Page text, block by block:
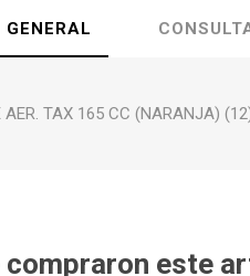
GENERAL
AER. TAX 165 CC (NARANJA)
este